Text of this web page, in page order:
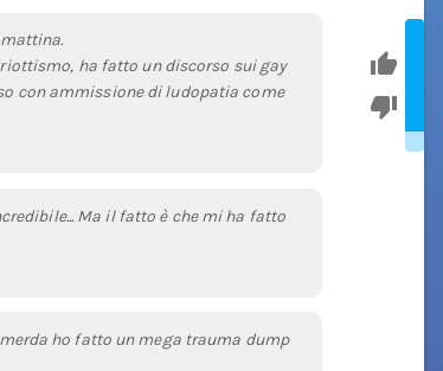
ha fatto un discorso sui gay
con ammissione di ludopatia come
Ma il fatto è che mi ha fatto
ho fatto un mega trauma dump